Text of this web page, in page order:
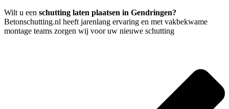
Wilt u een schutting laten plaatsen in Gendringen?
Betonschutting.nl heeft jarenlang ervaring en met vakbekwame
montage teams zorgen wij voor uw nieuwe schutting